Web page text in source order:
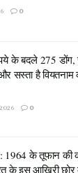
0
के बदले 275 डोंग,
सस्ता है वियतनाम
0
के तूफान की
के इस आखिरी